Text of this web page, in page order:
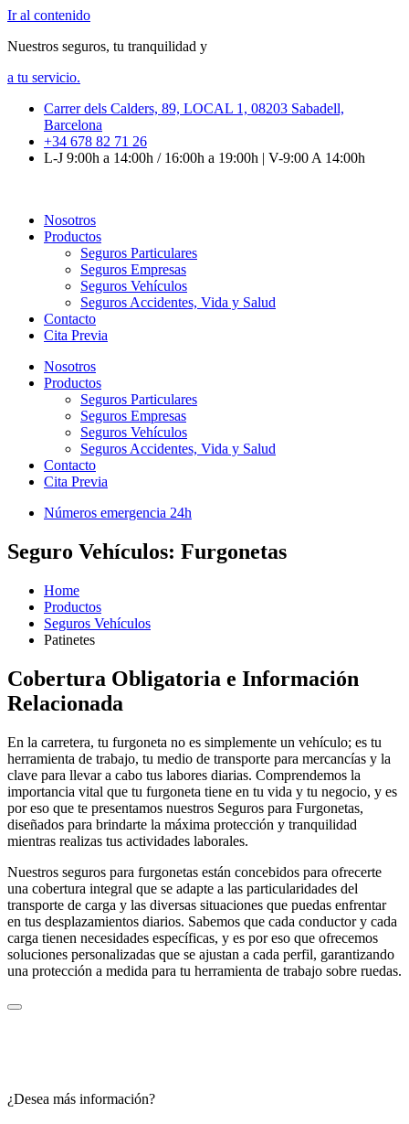
Ir al contenido
Nuestros seguros, tu tranquilidad y
a tu servicio.
Carrer dels Calders, 89, LOCAL 1, 08203 Sabadell,
Barcelona
+34 678 82 71 26
L-J 9:00h a 14:00h / 16:00h a 19:00h | V-9:00 A 14:00h
Nosotros
Productos
Seguros Particulares
Seguros Empresas
Seguros Vehículos
Seguros Accidentes, Vida y Salud
Contacto
Cita Previa
Nosotros
Productos
Seguros Particulares
Seguros Empresas
Seguros Vehículos
Seguros Accidentes, Vida y Salud
Contacto
Cita Previa
Números emergencia 24h
Seguro Vehículos: Furgonetas
Home
Productos
Seguros Vehículos
Patinetes
Cobertura Obligatoria e Información
Relacionada
En la carretera, tu furgoneta no es simplemente un vehículo; es tu
herramienta de trabajo, tu medio de transporte para mercancías y la
clave para llevar a cabo tus labores diarias. Comprendemos la
importancia vital que tu furgoneta tiene en tu vida y tu negocio, y es
por eso que te presentamos nuestros Seguros para Furgonetas,
diseñados para brindarte la máxima protección y tranquilidad
mientras realizas tus actividades laborales.
Nuestros seguros para furgonetas están concebidos para ofrecerte
una cobertura integral que se adapte a las particularidades del
transporte de carga y las diversas situaciones que puedas enfrentar
en tus desplazamientos diarios. Sabemos que cada conductor y cada
carga tienen necesidades específicas, y es por eso que ofrecemos
soluciones personalizadas que se ajustan a cada perfil, garantizando
una protección a medida para tu herramienta de trabajo sobre ruedas.
¿Desea más información?